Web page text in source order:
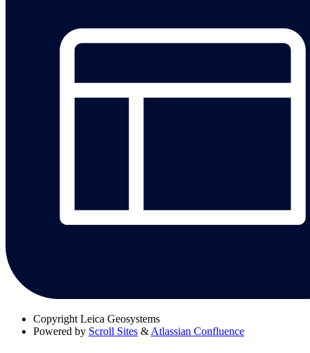
Copyright Leica Geosystems
Powered by Scroll Sites & Atlassian Confluence